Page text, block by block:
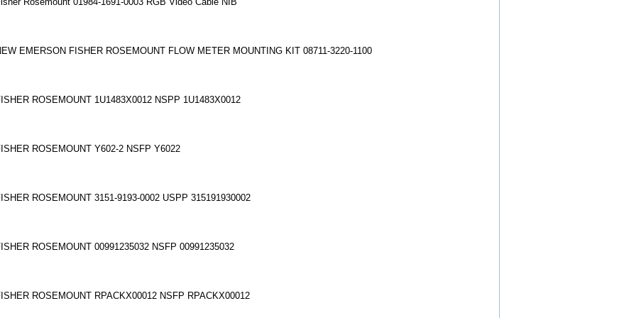
EMERSON FISHER ROSEMOUNT FLOW METER MOUNTING KIT 08711-3220-1100
ROSEMOUNT 1U1483X0012 NSPP 1U1483X0012
ROSEMOUNT Y602-2 NSFP Y6022
ROSEMOUNT 3151-9193-0002 USPP 315191930002
ROSEMOUNT 00991235032 NSFP 00991235032
ROSEMOUNT RPACKX00012 NSFP RPACKX00012